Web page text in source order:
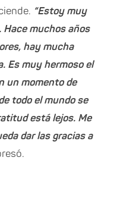
“Estoy muy
Hace muchos años
hay mucha
Es muy hermoso el
un momento de
todo el mundo se
está lejos. Me
dar las gracias a